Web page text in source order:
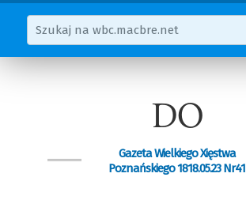
DO
Gazeta Wielkiego Xięstwa
Poznańskiego 1818.05.23 Nr41